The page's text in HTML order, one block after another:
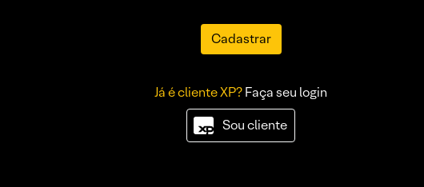
Cadastrar
Já é cliente XP?Faça seu login
Sou cliente